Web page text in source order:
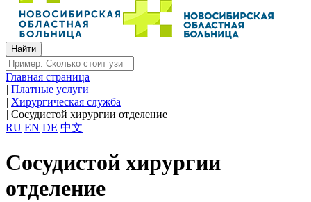
Главная страница
| Платные услуги
| Хирургическая служба
| Сосудистой хирургии отделение
RU EN DE 中文
Сосудистой хирургии
отделение